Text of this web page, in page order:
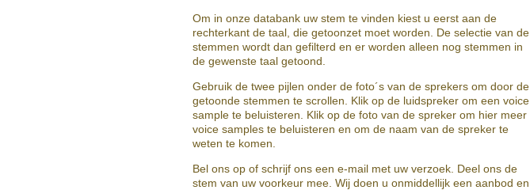
Om in onze databank uw stem te vinden kiest u eerst aan de
rechterkant de taal, die getoonzet moet worden. De selectie van de
stemmen wordt dan gefilterd en er worden alleen nog stemmen in
de gewenste taal getoond.
Gebruik de twee pijlen onder de foto´s van de sprekers om door de
getoonde stemmen te scrollen. Klik op de luidspreker om een voice
sample te beluisteren. Klik op de foto van de spreker om hier meer
voice samples te beluisteren en om de naam van de spreker te
weten te komen.
Bel ons op of schrijf ons een e-mail met uw verzoek. Deel ons de
stem van uw voorkeur mee. Wij doen u onmiddellijk een aanbod en